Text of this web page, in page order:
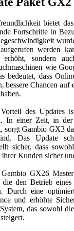
bietet
Fortschritte in
werden
erhöht, sondern
wie
bedeutet, dass
bessere Chancen auf
des Updates
In einer Zeit, in
sorgt Gambio GX3
Das Update
sicher, dass
Kunden sicher
Gambio GX26
die den Betrieb
Durch eine
und erhöhte
das sowohl